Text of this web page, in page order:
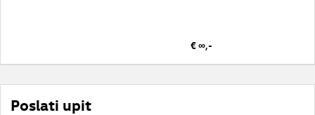
€ ∞,-
Poslati upit